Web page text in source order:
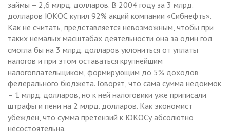
займы – 2,6 млрд. долларов. В 2004 году за 3 млрд.
долларов ЮКОС купил 92% акций компании «Сибнефть».
Как не считать, представляется невозможным, чтобы при
таких немалых масштабах деятельности она за один год
смогла бы на 3 млрд. долларов уклониться от уплаты
налогов и при этом оставаться крупнейшим
налогоплательщиком, формирующим до 5% доходов
федерального бюджета. Говорят, что сама сумма недоимок
– 1 млрд. долларов, но к ней налоговики уже приписали
штрафы и пени на 2 млрд. долларов. Как экономист
убежден, что сумма претензий к ЮКОСу абсолютно
несостоятельна.